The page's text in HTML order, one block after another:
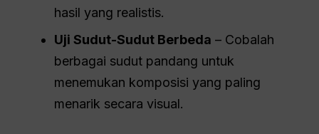
hasil yang realistis.
Uji Sudut-Sudut Berbeda – Cobalah
berbagai sudut pandang untuk
menemukan komposisi yang paling
menarik secara visual.